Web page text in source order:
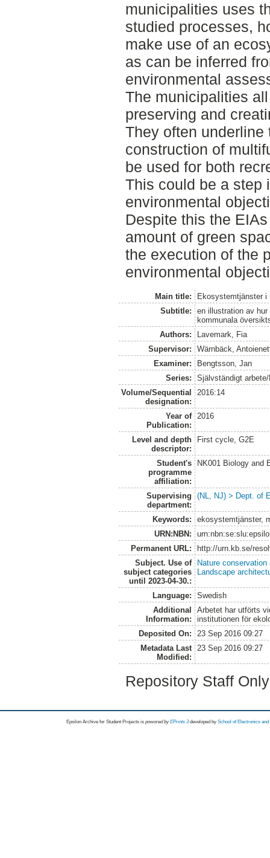
municipalities uses
studied processes,
make use of an
as can be inferred
environmental
The municipalities
preserving and
They often
construction of
be used for both
This could be a step
environmental
Despite this the
amount of green
the execution of the
environmental
Main title:
Ekosystemtjänster i
Subtitle:
en illustration av
kommunala
Authors:
Lavemark, Fia
Supervisor:
Wärnbäck,
Examiner:
Bengtsson, Jan
Series:
Självständigt
Volume/Sequential
designation:
2016:14
Year of
Publication:
2016
Level and depth
descriptor:
First cycle, G2E
Student's
programme
affiliation:
NK001 Biology and
Supervising
department:
(NL, NJ) > Dept. of
Keywords:
ekosystemtjänster,
URN:NBN:
Permanent URL:
http://urn.kb.se/
Subject. Use of
subject categories
until 2023-04-30.:
Nature
Landscape
Language:
Swedish
Additional
Information:
Arbetet har utförts
institutionen för
Deposited On:
23 Sep 2016 09:27
Metadata Last
Modified:
23 Sep 2016 09:27
Repository Staff
Epsilon Archive for Student Projects is powored byEPrints 3 developed by School of Electronics